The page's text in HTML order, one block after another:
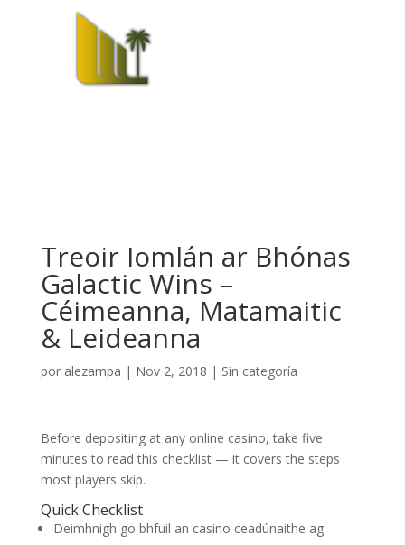
Treoir Iomlán ar Bhónas
Galactic Wins –
Céimeanna, Matamaitic
& Leideanna
por alezampa | Nov 2, 2018 | Sin categoría
Before depositing at any online casino, take five
minutes to read this checklist — it covers the steps
most players skip.
Quick Checklist
Deimhnigh go bhfuil an casino ceadúnaithe ag